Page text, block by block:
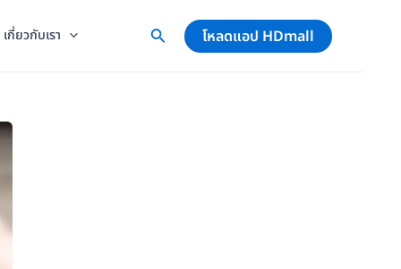
เกี่ยวกับเรา โหลดแอป HDmall